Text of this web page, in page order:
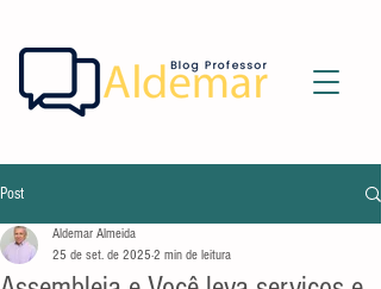
Post
Aldemar Almeida
25 de set. de 2025 2 min de leitura